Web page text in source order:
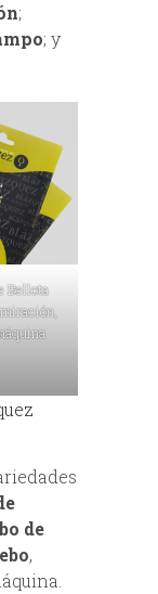
;
; y
Bellota
de
,